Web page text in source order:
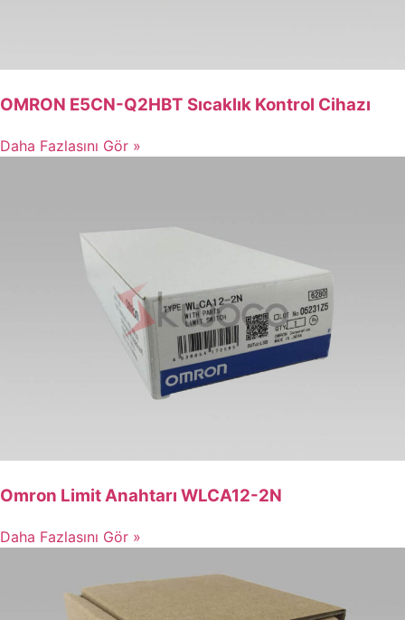
OMRON E5CN-Q2HBT Sıcaklık Kontrol Cihazı
Daha Fazlasını Gör »
Omron Limit Anahtarı WLCA12-2N
Daha Fazlasını Gör »